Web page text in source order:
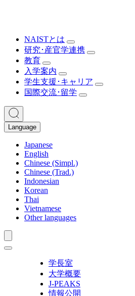
NAISTとは
研究･産官学連携
教育
入学案内
学生支援･キャリア
国際交流･留学
Language
Japanese
English
Chinese (Simpl.)
Chinese (Trad.)
Indonesian
Korean
Thai
Vietnamese
Other languages
学長室
大学概要
J-PEAKS
情報公開